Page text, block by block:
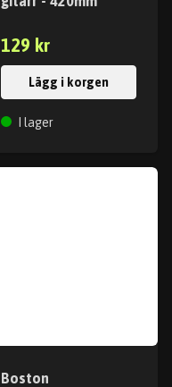
129 kr
Lägg i korgen
I lager
Boston